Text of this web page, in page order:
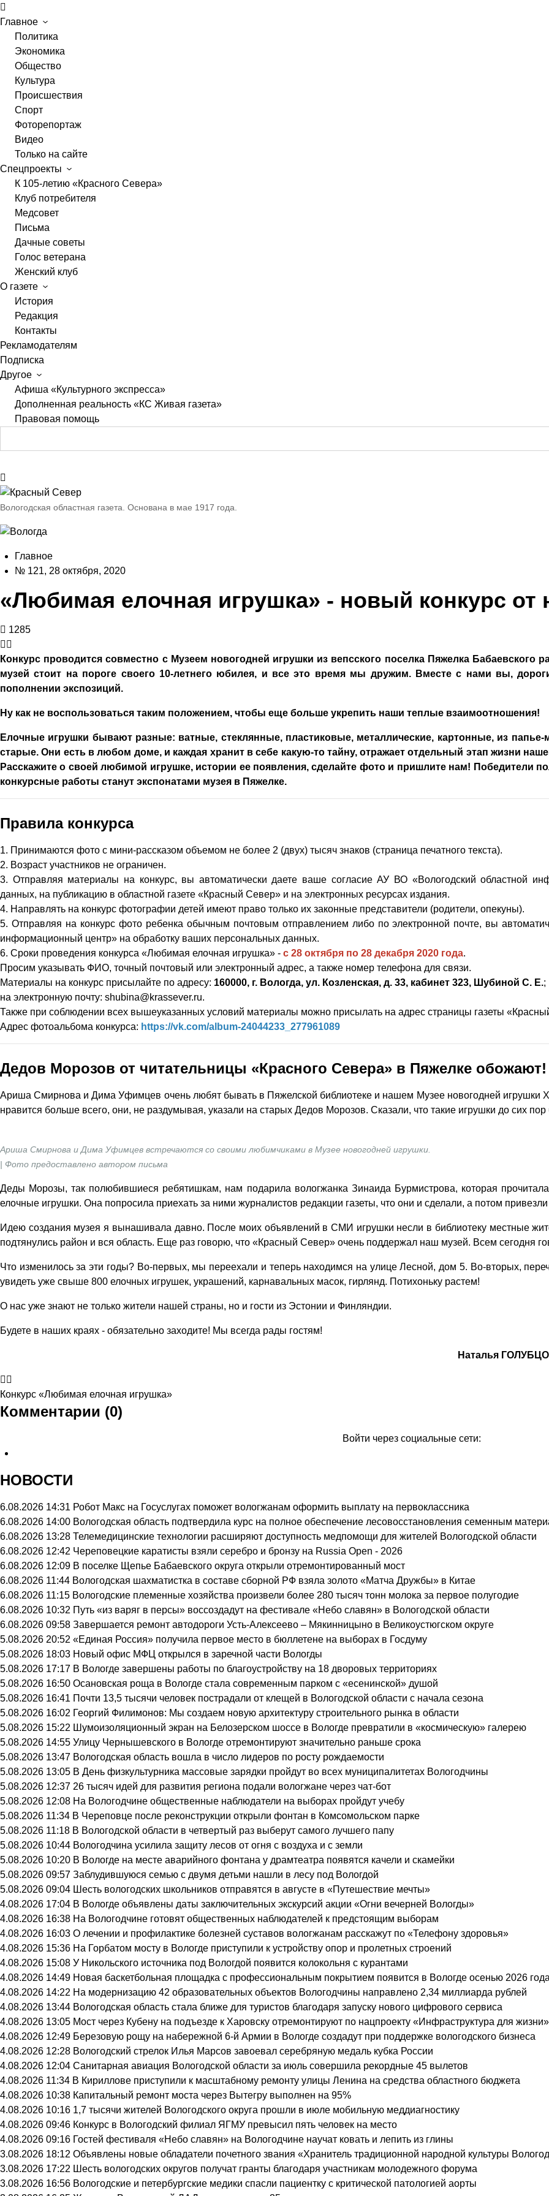
Главное
Политика
Экономика
Общество
Культура
Происшествия
Спорт
Фоторепортаж
Видео
Только на сайте
Спецпроекты
К 105-летию «Красного Севера»
Клуб потребителя
Медсовет
Письма
Дачные советы
Голос ветерана
Женский клуб
О газете
История
Редакция
Контакты
Рекламодателям
Подписка
Другое
Афиша «Культурного экспресса»
Дополненная реальность «КС Живая газета»
Правовая помощь
Вологодская областная газета. Основана в мае 1917 года.
Главное
№ 121, 28 октября, 2020
«Любимая елочная игрушка» - новый конкурс от
1285
Конкурс проводится совместно с Музеем новогодней игрушки из вепсского поселка Пяжелка Бабаевского
музей стоит на пороге своего 10-летнего юбилея, и все это время мы дружим. Вместе с нами вы,
пополнении экспозиций.
Ну как не воспользоваться таким положением, чтобы еще больше укрепить наши теплые взаимоотношения!
Елочные игрушки бывают разные: ватные, стеклянные, пластиковые, металлические, картонные, из
старые. Они есть в любом доме, и каждая хранит в себе какую-то тайну, отражает отдельный этап жизни
Расскажите о своей любимой игрушке, истории ее появления, сделайте фото и пришлите нам! Победители
конкурсные работы станут экспонатами музея в Пяжелке.
Правила конкурса
1. Принимаются фото с мини-рассказом объемом не более 2 (двух) тысяч знаков (страница печатного текста).
2. Возраст участников не ограничен.
3. Отправляя материалы на конкурс, вы автоматически даете ваше согласие АУ ВО «Вологодский областной
данных, на публикацию в областной газете «Красный Север» и на электронных ресурсах издания.
4. Направлять на конкурс фотографии детей имеют право только их законные представители (родители, опекуны).
5. Отправляя на конкурс фото ребенка обычным почтовым отправлением либо по электронной почте, вы
информационный центр» на обработку ваших персональных данных.
6. Сроки проведения конкурса «Любимая елочная игрушка» - с 28 октября по 28 декабря 2020 года.
Просим указывать ФИО, точный почтовый или электронный адрес, а также номер телефона для связи.
Материалы на конкурс присылайте по адресу: 160000, г. Вологда, ул. Козленская, д. 33, кабинет 323, Шубиной С. Е.;
на электронную почту: shubina@krassever.ru.
Также при соблюдении всех вышеуказанных условий материа­лы можно присылать на адрес страницы газеты
Адрес фотоальбома конкурса: https://vk.com/album-24044233_277961089
Дедов Морозов от читательницы «Красного Севера» в Пяжелке обожают!
Ариша Смирнова и Дима Уфимцев очень любят бывать в Пяжелской библиотеке и нашем Музее новогодней игрушки
нравится больше всего, они, не раздумывая, указали на старых Дедов Морозов. Сказали, что такие игрушки до сих
Ариша Смирнова и Дима Уфимцев встречаются со своими любимчиками в Музее новогодней игрушки.
| Фото предоставлено автором письма
Деды Морозы, так полюбившиеся ребятишкам, нам подарила вологжанка Зинаида Бурмистрова, которая
елочные игрушки. Она попросила приехать за ними журналистов редакции газеты, что они и сделали, а потом
Идею создания музея я вынашивала давно. После моих объявлений в СМИ игрушки несли в библиотеку местные
подтянулись район и вся область. Еще раз говорю, что «Красный Север» очень поддержал наш музей. Всем сегодня
Что изменилось за эти годы? Во-первых, мы переехали и теперь находимся на улице Лесной, дом 5. Во-вторых,
увидеть уже свыше 800 елочных игрушек, украшений, карнавальных масок, гирлянд. Потихоньку растем!
О нас уже знают не только жители нашей страны, но и гости из Эстонии и Финляндии.
Будете в наших краях - обязательно заходите! Мы всегда рады гостям!
Наталья
Конкурс «Любимая елочная игрушка»
Комментарии (0)
Войти через социальные сети:
НОВОСТИ
6.08.2026 14:31 Робот Макс на Госуслугах поможет вологжанам оформить выплату на первоклассника
6.08.2026 14:00 Вологодская область подтвердила курс на полное обеспечение лесовосстановления семенным
6.08.2026 13:28 Телемедицинские технологии расширяют доступность медпомощи для жителей Вологодской области
6.08.2026 12:42 Череповецкие каратисты взяли серебро и бронзу на Russia Open - 2026
6.08.2026 12:09 В поселке Щепье Бабаевского округа открыли отремонтированный мост
6.08.2026 11:44 Вологодская шахматистка в составе сборной РФ взяла золото «Матча Дружбы» в Китае
6.08.2026 11:15 Вологодские племенные хозяйства произвели более 280 тысяч тонн молока за первое полугодие
6.08.2026 10:32 Путь «из варяг в персы» воссоздадут на фестивале «Небо славян» в Вологодской области
6.08.2026 09:58 Завершается ремонт автодороги Усть-Алексеево – Мякинницыно в Великоустюгском округе
5.08.2026 20:52 «Единая Россия» получила первое место в бюллетене на выборах в Госдуму
5.08.2026 18:03 Новый офис МФЦ открылся в заречной части Вологды
5.08.2026 17:17 В Вологде завершены работы по благоустройству на 18 дворовых территориях
5.08.2026 16:50 Осановская роща в Вологде стала современным парком с «есенинской» душой
5.08.2026 16:41 Почти 13,5 тысячи человек пострадали от клещей в Вологодской области с начала сезона
5.08.2026 16:02 Георгий Филимонов: Мы создаем новую архитектуру строительного рынка в области
5.08.2026 15:22 Шумоизоляционный экран на Белозерском шоссе в Вологде превратили в «космическую» галерею
5.08.2026 14:55 Улицу Чернышевского в Вологде отремонтируют значительно раньше срока
5.08.2026 13:47 Вологодская область вошла в число лидеров по росту рождаемости
5.08.2026 13:05 В День физкультурника массовые зарядки пройдут во всех муниципалитетах Вологодчины
5.08.2026 12:37 26 тысяч идей для развития региона подали вологжане через чат-бот
5.08.2026 12:08 На Вологодчине общественные наблюдатели на выборах пройдут учебу
5.08.2026 11:34 В Череповце после реконструкции открыли фонтан в Комсомольском парке
5.08.2026 11:18 В Вологодской области в четвертый раз выберут самого лучшего папу
5.08.2026 10:44 Вологодчина усилила защиту лесов от огня с воздуха и с земли
5.08.2026 10:20 В Вологде на месте аварийного фонтана у драмтеатра появятся качели и скамейки
5.08.2026 09:57 Заблудившуюся семью с двумя детьми нашли в лесу под Вологдой
5.08.2026 09:04 Шесть вологодских школьников отправятся в августе в «Путешествие мечты»
4.08.2026 17:04 В Вологде объявлены даты заключительных экскурсий акции «Огни вечерней Вологды»
4.08.2026 16:38 На Вологодчине готовят общественных наблюдателей к предстоящим выборам
4.08.2026 16:03 О лечении и профилактике болезней суставов вологжанам расскажут по «Телефону здоровья»
4.08.2026 15:36 На Горбатом мосту в Вологде приступили к устройству опор и пролетных строений
4.08.2026 15:08 У Никольского источника под Вологдой появится колокольня с курантами
4.08.2026 14:49 Новая баскетбольная площадка с профессиональным покрытием появится в Вологде осенью 2026 года
4.08.2026 14:22 На модернизацию 42 образовательных объектов Вологодчины направлено 2,34 миллиарда рублей
4.08.2026 13:44 Вологодская область стала ближе для туристов благодаря запуску нового цифрового сервиса
4.08.2026 13:05 Мост через Кубену на подъезде к Харовску отремонтируют по нацпроекту «Инфраструктура для жизни»
4.08.2026 12:49 Березовую рощу на набережной 6-й Армии в Вологде создадут при поддержке вологодского бизнеса
4.08.2026 12:28 Вологодский стрелок Илья Марсов завоевал серебряную медаль кубка России
4.08.2026 12:04 Санитарная авиация Вологодской области за июль совершила рекордные 45 вылетов
4.08.2026 11:34 В Кириллове приступили к масштабному ремонту улицы Ленина на средства областного бюджета
4.08.2026 10:38 Капитальный ремонт моста через Вытегру выполнен на 95%
4.08.2026 10:16 1,7 тысячи жителей Вологодского округа прошли в июле мобильную меддиагностику
4.08.2026 09:46 Конкурс в Вологодский филиал ЯГМУ превысил пять человек на место
4.08.2026 09:16 Гостей фестиваля «Небо славян» на Вологодчине научат ковать и лепить из глины
3.08.2026 18:12 Объявлены новые обладатели почетного звания «Хранитель традиционной народной культуры
3.08.2026 17:22 Шесть вологодских округов получат гранты благодаря участникам молодежного форума
3.08.2026 16:56 Вологодские и петербургские медики спасли пациентку с критической патологией аорты